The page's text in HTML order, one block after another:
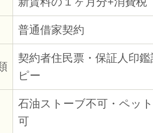
普通借家契約
契約者住民票・保証人印
ピー
石油ストーブ不可・ペッ
可